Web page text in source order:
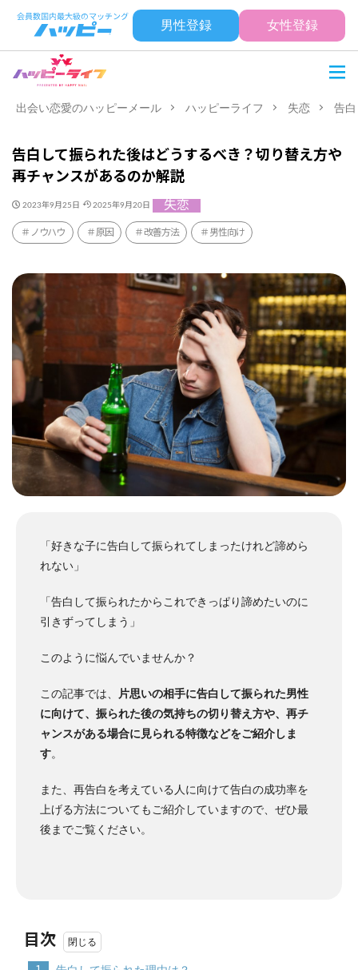
男性登録 女性登録
出会い恋愛のハッピーメール ハッピーライフ 失恋 告
告白して振られた後はどうするべき？切り替え方や
再チャンスがあるのか解説
2023年9月25日 2025年9月20日 失恋
ノウハウ 原因 改善方法 男性向け
「好きな子に告白して振られてしまったけれど諦めら
れない」
「告白して振られたからこれできっぱり諦めたいのに
引きずってしまう」
このように悩んでいませんか？
この記事では、
片思いの相手に告白して振られた男性
に向けて、振られた後の気持ちの切り替え方や、再チ
ャンスがある場合に見られる特徴などをご紹介しま
す。
また、再告白を考えている人に向けて告白の成功率を
上げる方法についてもご紹介していますので、ぜひ最
後までご覧ください。
目次